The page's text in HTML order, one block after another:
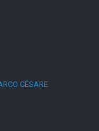
CÉSARE